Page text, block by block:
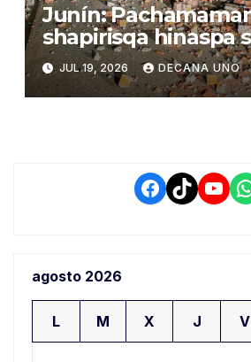
Junín:
shapirisqa hinaspa
wañusqakunata
JUL 19, 2026 DECANA UNO
Facebook
TikTok
agosto 2026
L M X J V